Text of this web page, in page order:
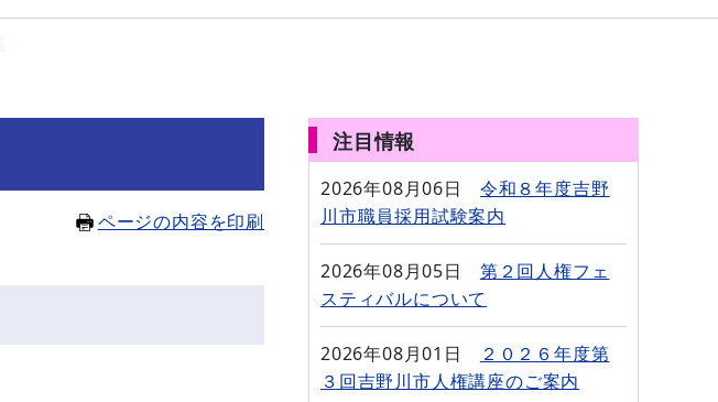
ページの内容を印刷
注目情報
2026年08月06日
令和８年度吉野
川市職員採用試験案内
2026年08月05日
第２回人権フェ
スティバルについて
2026年08月01日
２０２６年度第
３回吉野川市人権講座のご案内